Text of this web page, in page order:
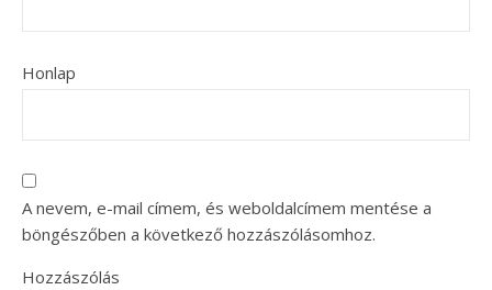
Honlap
A nevem, e-mail címem, és weboldalcímem mentése a
böngészőben a következő hozzászólásomhoz.
Hozzászólás